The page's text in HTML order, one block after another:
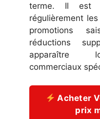
terme. Il est
régulièrement
promotions
réductions
apparaître
commerciaux
Acheter
prix